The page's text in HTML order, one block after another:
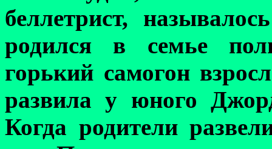
беллетрист,
родился в семье
горький самогон взрос
развила у юного
Когда родители